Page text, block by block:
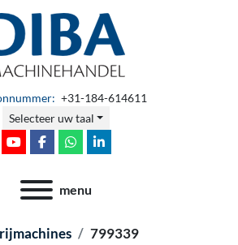
+31-184-614611
Selecteer uw taal
youtubefacebookwhatsapplinkedin
menu
799339